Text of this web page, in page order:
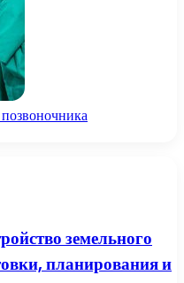
земельного
планирования и